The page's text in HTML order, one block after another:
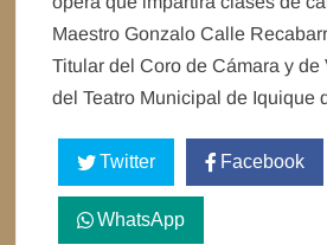
Maestro Gonzalo Calle
Titular del Coro de Cámara y de
del Teatro Municipal de Iquique
Twitter Facebook
WhatsApp